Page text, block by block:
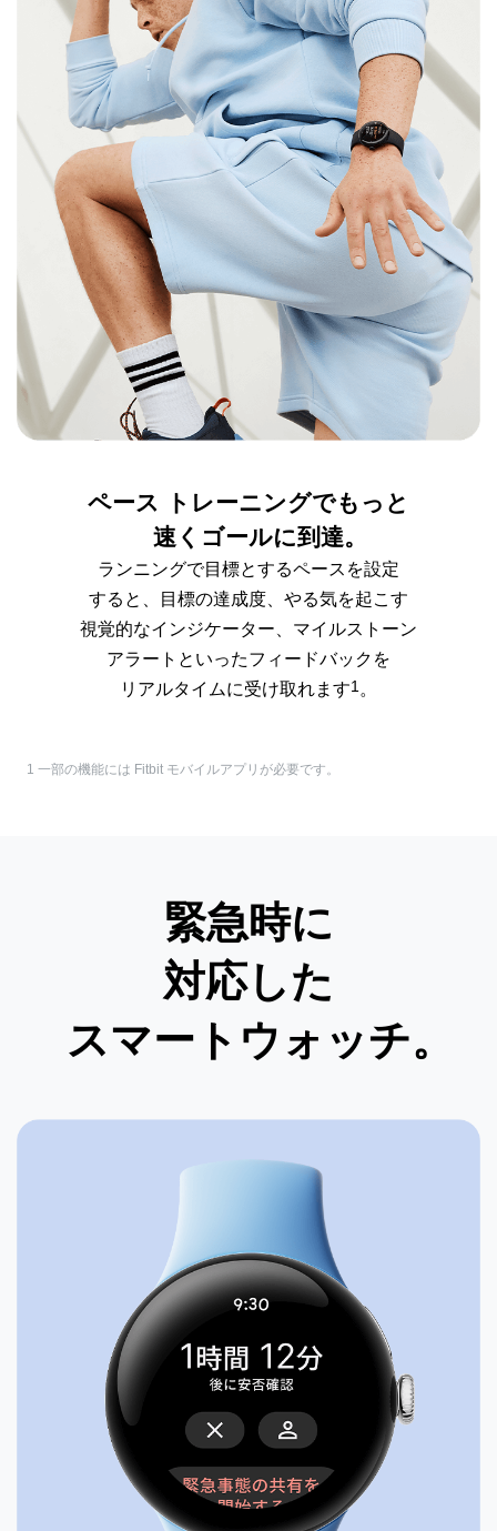
ペース トレーニングでもっと
速くゴールに到達。
ランニングで目標とするペースを設定
すると、目標の達成度、やる気を起こす
視覚的なインジケーター、マイルストーン
アラートといったフィードバック を
リアルタイムに受け取れます1 。
1 一部の機能には Fitbit モバイルアプリが必要です。
緊急時に
対応した
スマートウォッチ。